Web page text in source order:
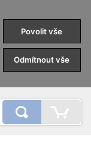
Povolit vše
Odmítnout vše